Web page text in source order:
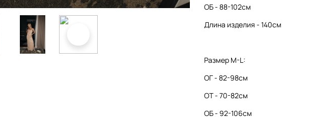
ОБ - 88-102см
Длина изделия - 140см
Размер M-L:
ОГ - 82-98см
ОТ - 70-82см
ОБ - 92-106см